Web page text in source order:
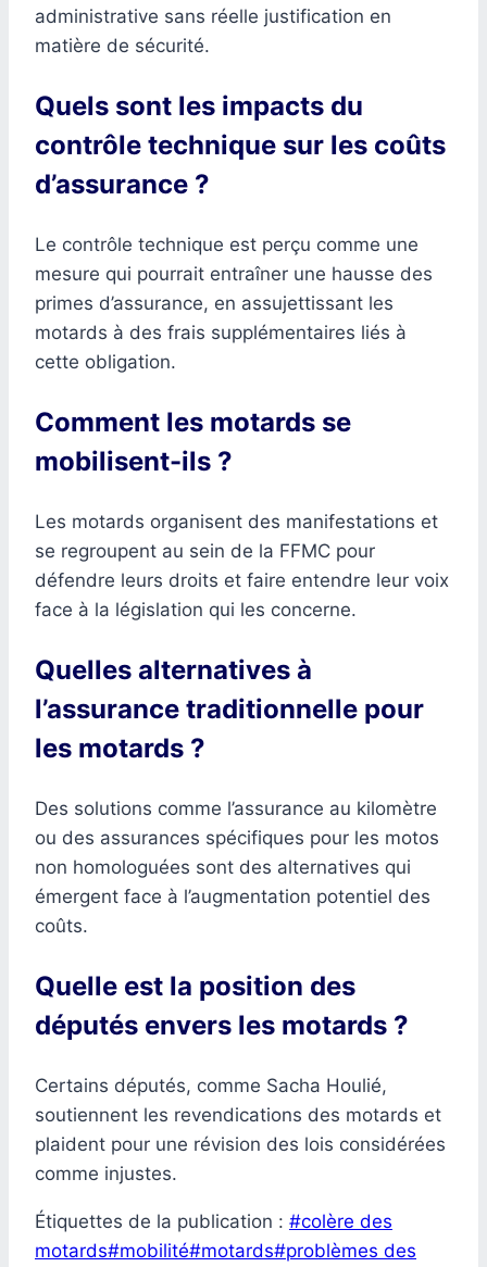
administrative sans réelle justification en
matière de sécurité.
Quels sont les impacts du
contrôle technique sur les coûts
d’assurance ?
Le contrôle technique est perçu comme une
mesure qui pourrait entraîner une hausse des
primes d’assurance, en assujettissant les
motards à des frais supplémentaires liés à
cette obligation.
Comment les motards se
mobilisent-ils ?
Les motards organisent des manifestations et
se regroupent au sein de la FFMC pour
défendre leurs droits et faire entendre leur voix
face à la législation qui les concerne.
Quelles alternatives à
l’assurance traditionnelle pour
les motards ?
Des solutions comme l’assurance au kilomètre
ou des assurances spécifiques pour les motos
non homologuées sont des alternatives qui
émergent face à l’augmentation potentiel des
coûts.
Quelle est la position des
députés envers les motards ?
Certains députés, comme Sacha Houlié,
soutiennent les revendications des motards et
plaident pour une révision des lois considérées
comme injustes.
Étiquettes de la publication : #colère des
motards#mobilité#motards#problèmes des